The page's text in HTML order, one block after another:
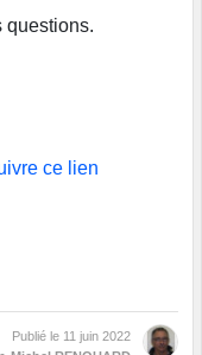
questions.
ce lien
Publié le 11 juin 2022